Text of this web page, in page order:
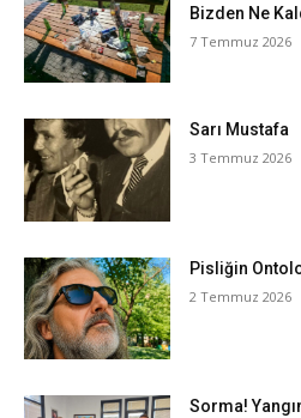
Bizden Ne
7 Temmuz 2026
Sarı Mustafa
3 Temmuz 2026
Pisliğin
2 Temmuz 2026
Sorma!